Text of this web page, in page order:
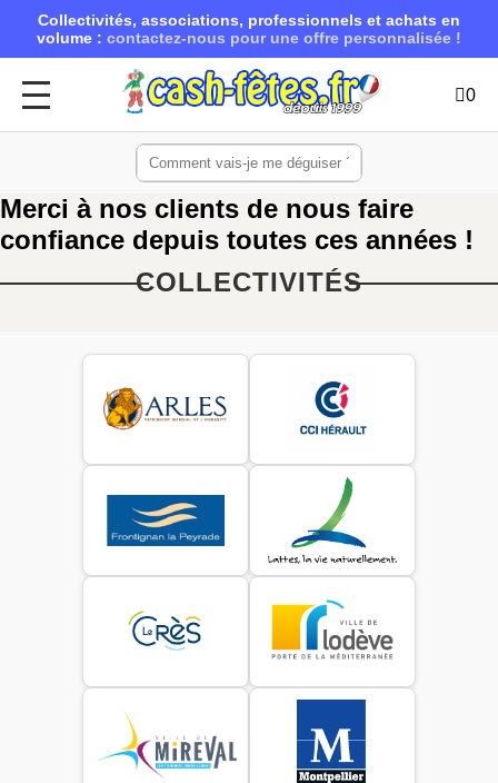
Collectivités, associations, professionnels et achats en
volume : contactez-nous pour une offre personnalisée !
0
Merci à nos clients de nous faire
confiance depuis toutes ces années !
COLLECTIVITÉS